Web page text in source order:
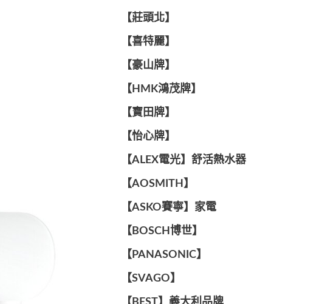
【莊頭北】
【喜特麗】
【豪山牌】
【HMK鴻茂牌】
【寶田牌】
️【怡心牌】️
️️【ALEX電光】舒活熱水器️️
【AOSMITH】
【ASKO賽寧】家電
【BOSCH博世】
️【PANASONIC】️
️【SVAGO】️